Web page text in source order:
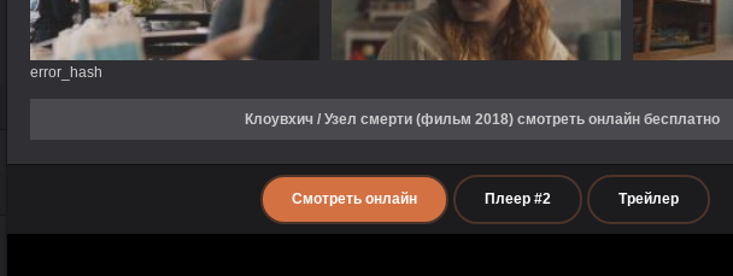
error_hash
Клоувхич / Узел смерти (фильм 2018) смотреть онлайн бесплатно
Смотреть онлайн Плеер #2 Трейлер